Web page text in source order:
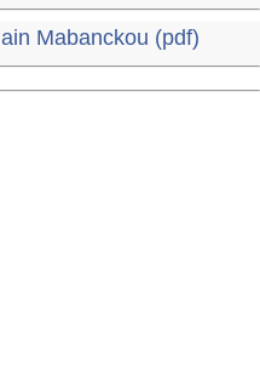
Mabanckou (pdf)